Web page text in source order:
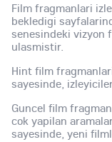
Film fragmanlari
bekledigi
senesindeki vizyon
ulasmistir.
Hint film
sayesinde,
Guncel film
cok yapilan
sayesinde, yeni